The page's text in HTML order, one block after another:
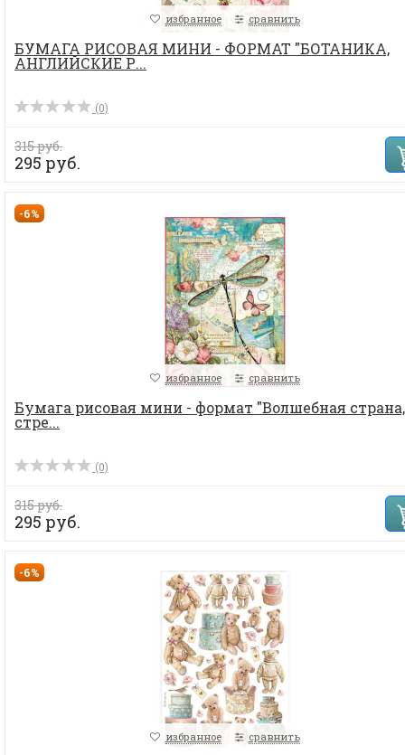
избранное сравнить
БУМАГА РИСОВАЯ МИНИ - ФОРМАТ "БОТАНИКА,
АНГЛИЙСКИЕ Р...
(0)
315 руб.
295 руб.
-6%
избранное сравнить
Бумага рисовая мини - формат "Волшебная страна,
стре...
(0)
315 руб.
295 руб.
-6%
избранное сравнить